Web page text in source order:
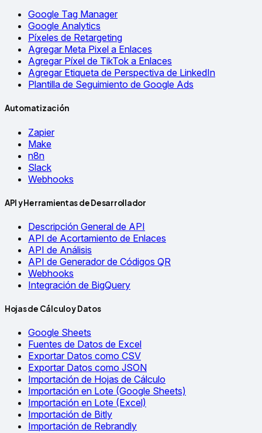
Google Tag Manager
Google Analytics
Píxeles de Retargeting
Agregar Meta Pixel a Enlaces
Agregar Píxel de TikTok a Enlaces
Agregar Etiqueta de Perspectiva de LinkedIn
Plantilla de Seguimiento de Google Ads
Automatización
Zapier
Make
n8n
Slack
Webhooks
API y Herramientas de Desarrollador
Descripción General de API
API de Acortamiento de Enlaces
API de Análisis
API de Generador de Códigos QR
Webhooks
Integración de BigQuery
Hojas de Cálculo y Datos
Google Sheets
Fuentes de Datos de Excel
Exportar Datos como CSV
Exportar Datos como JSON
Importación de Hojas de Cálculo
Importación en Lote (Google Sheets)
Importación en Lote (Excel)
Importación de Bitly
Importación de Rebrandly